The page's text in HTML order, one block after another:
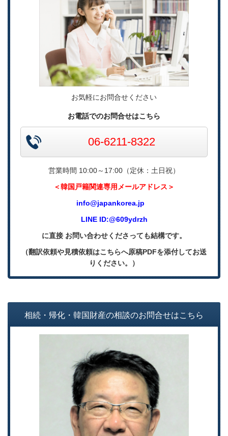
お気軽にお問合せください
お電話でのお問合せはこちら
06-6211-8322
営業時間 10:00～17:00（定休：土日祝）
＜韓国戸籍関連専用メールアドレス＞
info@japankorea.jp
LINE ID:@609ydrzh
に直接 お問い合わせくださっても結構です。
（翻訳依頼や見積依頼はこちらへ原稿PDFを添付してお送
りください。）
相続・帰化・韓国財産の相談のお問合せはこちら